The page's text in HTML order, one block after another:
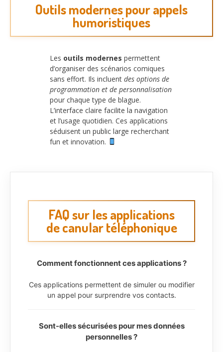
Outils modernes pour appels
humoristiques
Les outils modernes permettent
d’organiser des scénarios comiques
sans effort. Ils incluent des options de
programmation et de personnalisation
pour chaque type de blague.
L’interface claire facilite la navigation
et l’usage quotidien. Ces applications
séduisent un public large recherchant
fun et innovation.
FAQ sur les applications
de canular téléphonique
Comment fonctionnent ces applications ?
Ces applications permettent de simuler ou modifier
un appel pour surprendre vos contacts.
Sont-elles sécurisées pour mes données
personnelles ?